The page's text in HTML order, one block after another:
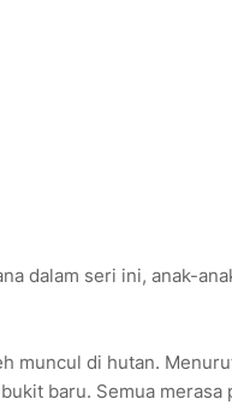
dalam seri ini, anak-
muncul di hutan.
baru. Semua merasa